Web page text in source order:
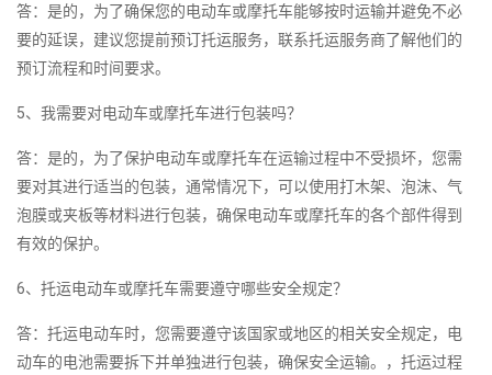
答：是的，为了确保您的电动车或摩托车能够按时运输并避免不必
要的延误，建议您提前预订托运服务，联系托运服务商了解他们的
预订流程和时间要求。
5、我需要对电动车或摩托车进行包装吗？
答：是的，为了保护电动车或摩托车在运输过程中不受损坏，您需
要对其进行适当的包装，通常情况下，可以使用打木架、泡沫、气
泡膜或夹板等材料进行包装，确保电动车或摩托车的各个部件得到
有效的保护。
6、托运电动车或摩托车需要遵守哪些安全规定？
答：托运电动车时，您需要遵守该国家或地区的相关安全规定，电
动车的电池需要拆下并单独进行包装，确保安全运输。，托运过程